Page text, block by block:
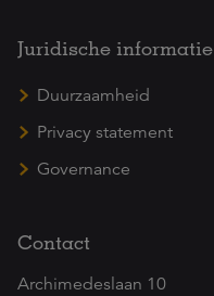
Juridische informatie
Duurzaamheid
Privacy statement
Governance
Contact
Archimedeslaan 10